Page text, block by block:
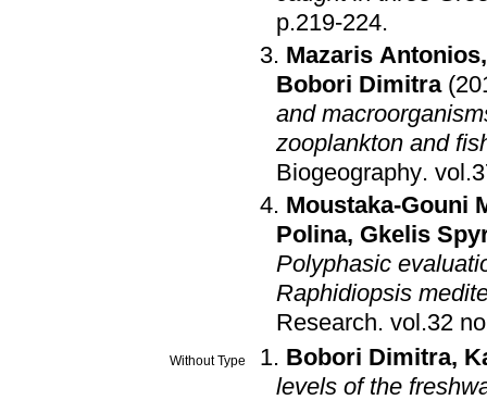
p.219-224.
Mazaris Antonios
Bobori Dimitra
and
zooplankton and
Biogeography.
Moustaka-Gouni
Polina, Gkelis
Polyphasic
Raphidiopsis
Research.
Without Type Bobori Dimitra,
levels of the